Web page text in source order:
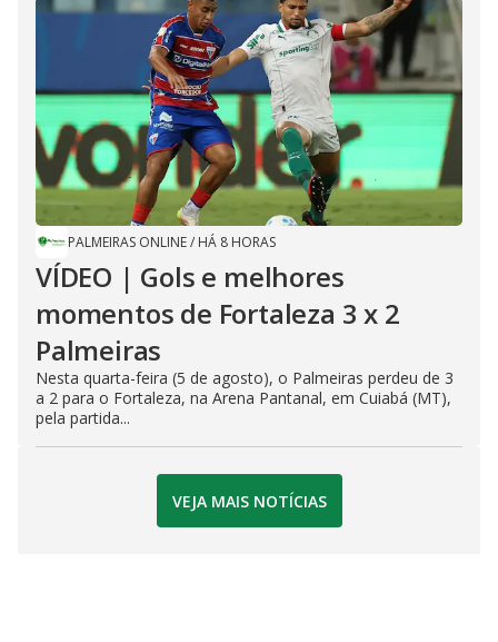
PALMEIRAS ONLINE/ HÁ 8 HORAS
VÍDEO | Gols e melhores
momentos de Fortaleza 3 x 2
Palmeiras
Nesta quarta-feira (5 de agosto), o Palmeiras perdeu de 3
a 2 para o Fortaleza, na Arena Pantanal, em Cuiabá (MT),
pela partida...
VEJA MAIS NOTÍCIAS